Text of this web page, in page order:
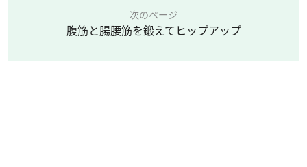
次のページ
腹筋と腸腰筋を鍛えてヒップアップ